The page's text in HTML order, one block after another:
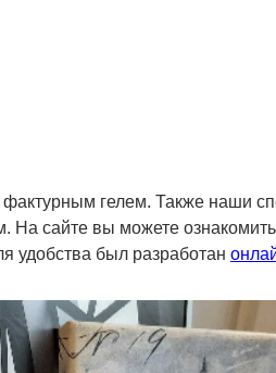
гелем. Также наши
сайте вы можете
удобства был разработан